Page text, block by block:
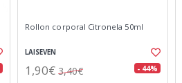
Rollon corporal Citronela 50ml
LAISEVEN
1,90€ 3,40€ - 44%